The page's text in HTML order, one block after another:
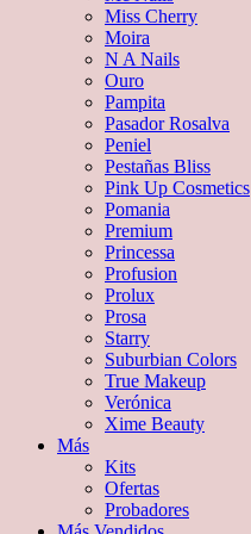
Miss Cherry
Moira
N A Nails
Ouro
Pampita
Pasador Rosalva
Peniel
Pestañas Bliss
Pink Up Cosmetics
Pomania
Premium
Princessa
Profusion
Prolux
Prosa
Starry
Suburbian Colors
True Makeup
Verónica
Xime Beauty
Más
Kits
Ofertas
Probadores